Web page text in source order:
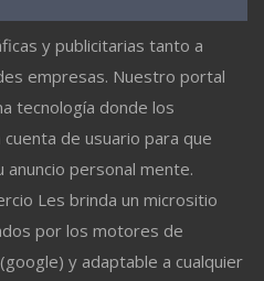
y publicitarias tanto a
empresas. Nuestro portal
tecnología donde los
cuenta de usuario para que
personal mente.
Les brinda un micrositio
por los motores de
y adaptable a cualquier